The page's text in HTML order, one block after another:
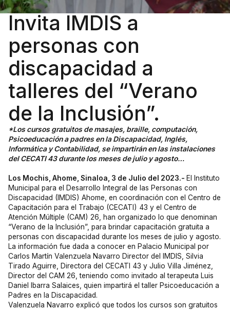
Invita IMDIS a
personas con
discapacidad a
talleres del “Verano
de la Inclusión”.
*Los cursos gratuitos de masajes, braille, computación,
Psicoeducación a padres en la Discapacidad, Inglés,
Informática y Contabilidad, se impartirán en las instalaciones
del CECATI 43 durante los meses de julio y agosto…
Los Mochis, Ahome, Sinaloa, 3 de Julio del 2023.- El Instituto
Municipal para el Desarrollo Integral de las Personas con
Discapacidad (IMDIS) Ahome, en coordinación con el Centro de
Capacitación para el Trabajo (CECATI) 43 y el Centro de
Atención Múltiple (CAM) 26, han organizado lo que denominan
“Verano de la Inclusión”, para brindar capacitación gratuita a
personas con discapacidad durante los meses de julio y agosto.
La información fue dada a conocer en Palacio Municipal por
Carlos Martín Valenzuela Navarro Director del IMDIS, Silvia
Tirado Aguirre, Directora del CECATI 43 y Julio Villa Jiménez,
Director del CAM 26, teniendo como invitado al terapeuta Luis
Daniel Ibarra Salaices, quien impartirá el taller Psicoeducación a
Padres en la Discapacidad.
Valenzuela Navarro explicó que todos los cursos son gratuitos